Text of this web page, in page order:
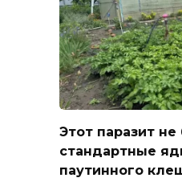
Этот паразит не
стандартные
паутинного